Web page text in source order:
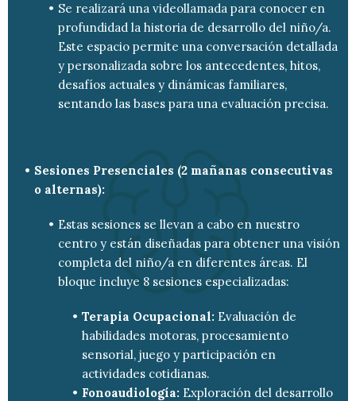
Se realizará una videollamada para conocer en
profundidad la historia de desarrollo del niño/a.
Este espacio permite una conversación detallada
y personalizada sobre los antecedentes, hitos,
desafíos actuales y dinámicas familiares,
sentando las bases para una evaluación precisa.
Sesiones Presenciales (2 mañanas consecutivas
o alternas):
Estas sesiones se llevan a cabo en nuestro
centro y están diseñadas para obtener una visión
completa del niño/a en diferentes áreas. El
bloque incluye 8 sesiones especializadas:
Terapia Ocupacional: Evaluación de
habilidades motoras, procesamiento
sensorial, juego y participación en
actividades cotidianas.
Fonoaudiología: Exploración del desarrollo